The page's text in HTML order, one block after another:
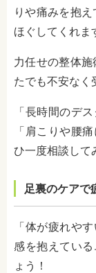
りや痛みを抱
ほぐしてくれま
力任せの整体
たでも不安なく
「長時間のデ
「肩こりや腰
ひ一度相談して
足裏のケアで
「体が疲れや
感を抱えてい
ょう！